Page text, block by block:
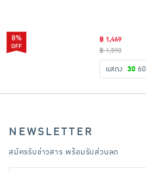
8%
฿ 1,469
฿ 1,590
แสดง 30 60
NEWSLETTER
สมัครรับข่าวสาร พร้อมรับส่วนลด